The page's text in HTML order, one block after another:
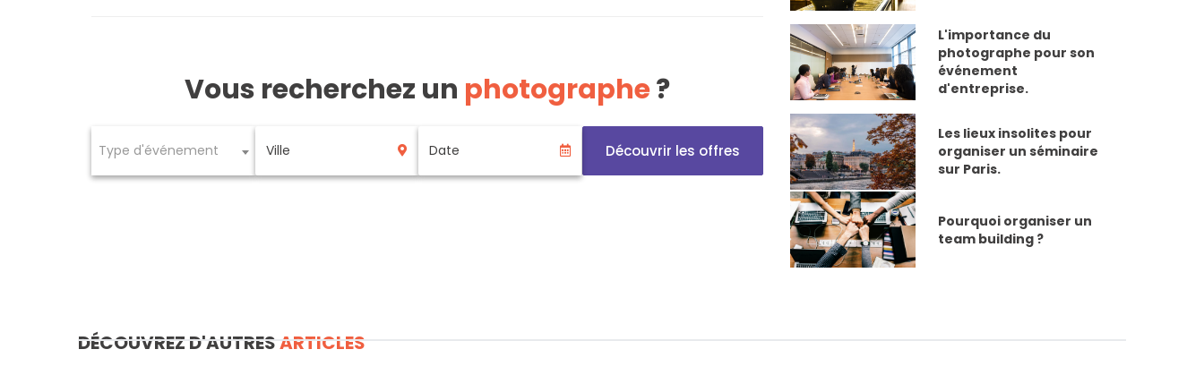
Vous recherchez un photographe?
Type d'événement Découvrir les offres
L'importance du
photographe pour son
événement
d'entreprise.
Les lieux insolites pour
organiser un séminaire
sur Paris.
Pourquoi organiser un
team building ?
DÉCOUVREZ D'AUTRESARTICLES